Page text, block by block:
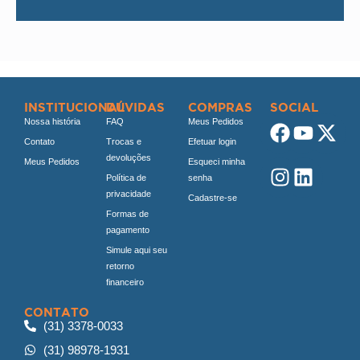
INSTITUCIONAL
Nossa história
Contato
Meus Pedidos
DÚVIDAS
FAQ
Trocas e
devoluções
Política de
privacidade
Formas de
pagamento
Simule aqui seu
retorno
financeiro
COMPRAS
Meus Pedidos
Efetuar login
Esqueci minha
senha
Cadastre-se
SOCIAL
CONTATO
(31) 3378-0033
(31) 98978-1931